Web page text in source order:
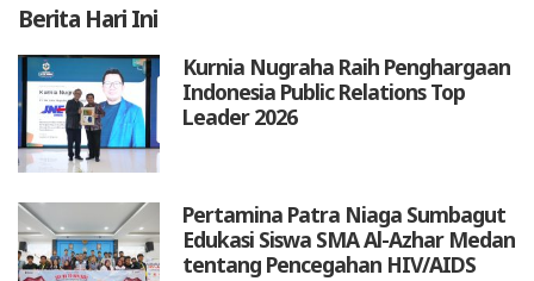
Berita Hari Ini
Kurnia Nugraha Raih Penghargaan
Indonesia Public Relations Top
Leader 2026
Pertamina Patra Niaga Sumbagut
Edukasi Siswa SMA Al-Azhar Medan
tentang Pencegahan HIV/AIDS